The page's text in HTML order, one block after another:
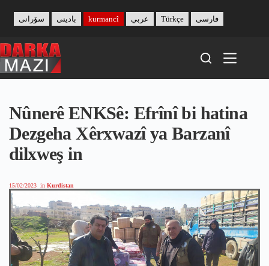
content
بادینی سۆرانی kurmancî عربي Türkçe فارسی
Nûnerê ENKSê: Efrînî bi hatina
Dezgeha Xêrxwazî ya Barzanî
dilxweş in
15/02/2023 in Kurdistan